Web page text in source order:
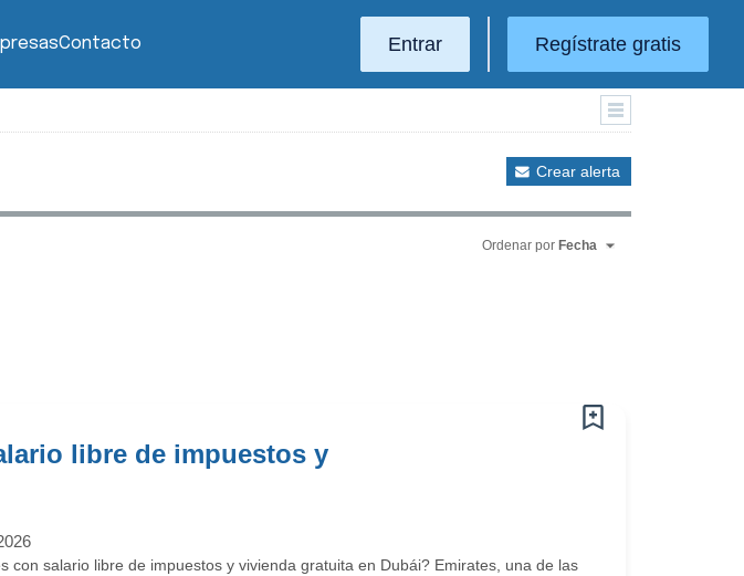
Contacto Entrar Regístrate gratis
Crear alerta
Ordenar por Fecha
libre de impuestos y
con salario libre de impuestos y vivienda gratuita en Dubái? Emirates, una de las